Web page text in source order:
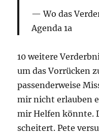
Wo das
Agenda 1a
10 weitere
um das Vorrücken
passenderweise
mir nicht erlauben
mir Helfen könnte.
scheitert. Pete